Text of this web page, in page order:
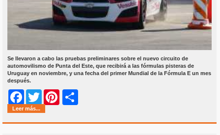
Se llevaron a cabo las pruebas preliminares sobre el nuevo circuito de
automovilismo de Punta del Este, que recibirá a las fórmulas pisteras de
Uruguay en noviembre, y una fecha del primer Mundial de la Fórmula E un mes
después.
Facebook
Twitter Pinterest
Leer más...